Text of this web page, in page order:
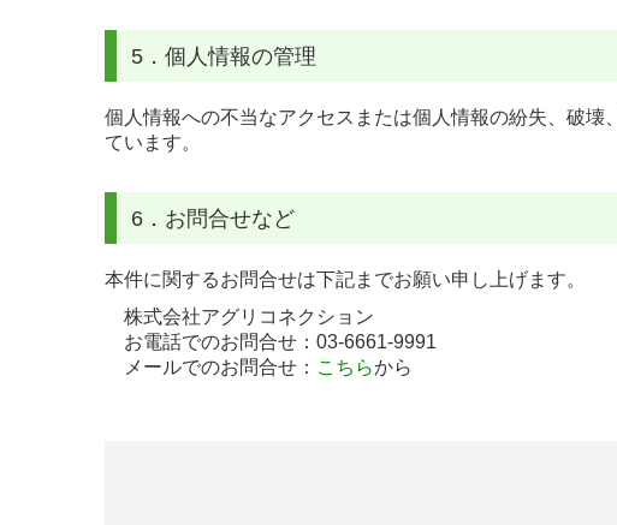
5．個人情報の管理
個人情報への不当なアクセスまたは個人情報の紛失、破
ています。
6．お問合せなど
本件に関するお問合せは下記までお願い申し上げます。
株式会社アグリコネクション
お電話でのお問合せ： 03-6661-9991
メールでのお問合せ： こちらから